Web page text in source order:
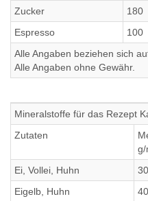
Zucker
180
Espresso
100
Alle Angaben beziehen sich
Alle Angaben ohne Gewähr.
Mineralstoffe für das Rezept
Zutaten
g/
Ei, Vollei, Huhn
Eigelb, Huhn
40